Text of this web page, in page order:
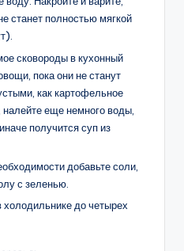
станет полностью мягкой
сковороды в кухонный
пока они не станут
как картофельное
еще немного воды,
получится суп из
добавьте соли,
с зеленью.
до четырех